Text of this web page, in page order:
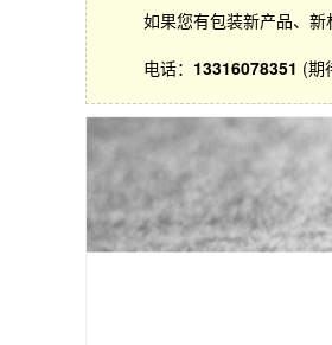
如果您有包装新产品、新
电话： 13316078351 (期